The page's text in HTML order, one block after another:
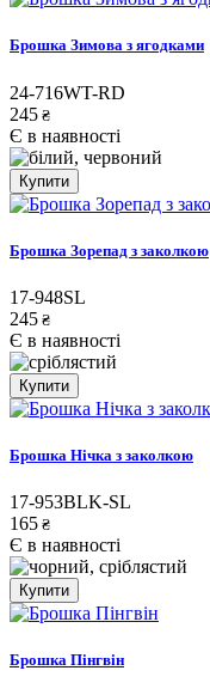
Брошка Зимова з ягодками
24-716WT-RD
245 ₴
Є в наявності
Купити
Брошка Зорепад з заколкою
17-948SL
245 ₴
Є в наявності
Купити
Брошка Нічка з заколкою
17-953BLK-SL
165 ₴
Є в наявності
Купити
Брошка Пінгвін